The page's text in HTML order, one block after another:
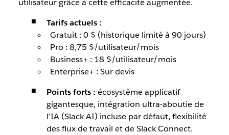
utilisateur grâce à cette efficacité augmentée.
Tarifs actuels :
Gratuit : 0 $ (historique limité à 90 jours)
Pro : 8,75 $/utilisateur/mois
Business+ : 18 $/utilisateur/mois
Enterprise+ : Sur devis
Points forts : écosystème applicatif
gigantesque, intégration ultra-aboutie de
l’IA (Slack AI) incluse par défaut, flexibilité
des flux de travail et de Slack Connect.